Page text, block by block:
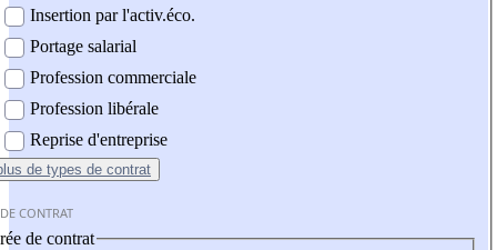
Insertion par l'activ.éco.
Portage salarial
Profession commerciale
Profession libérale
Reprise d'entreprise
de types de contrat
CONTRAT
de contrat